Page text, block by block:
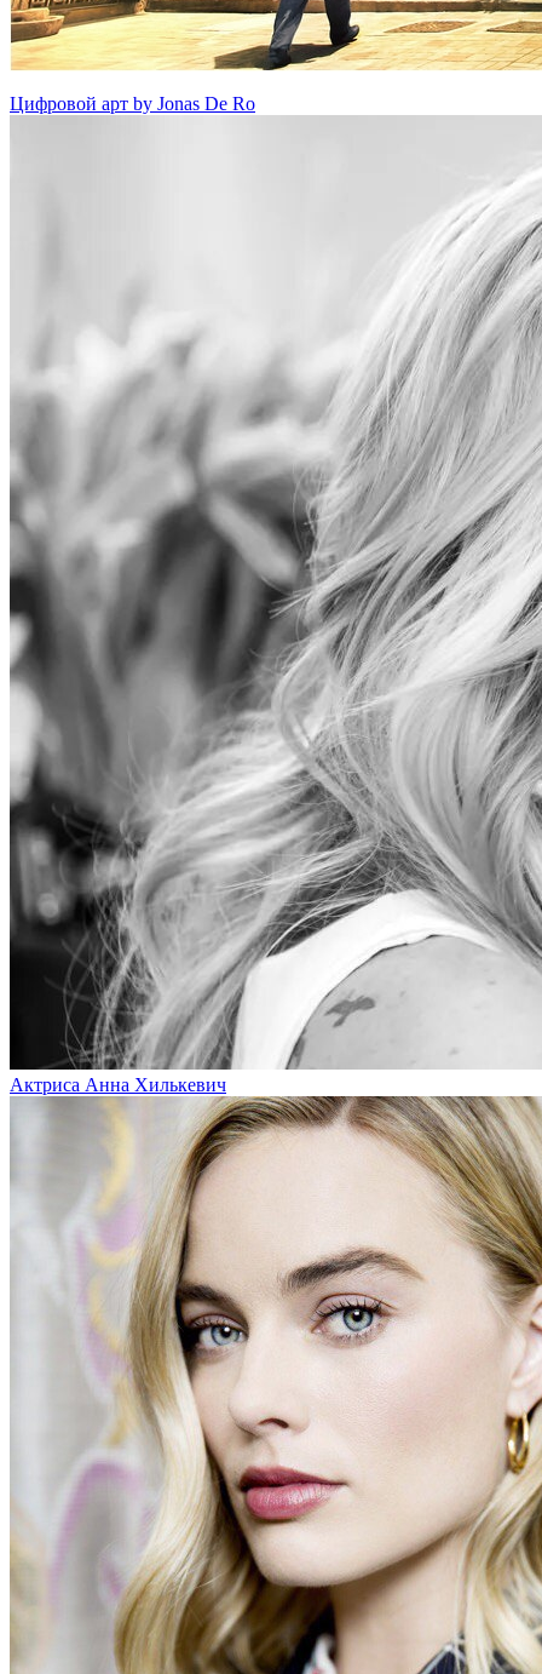
Цифровой арт by Jonas De Ro
Актриса Анна Хилькевич